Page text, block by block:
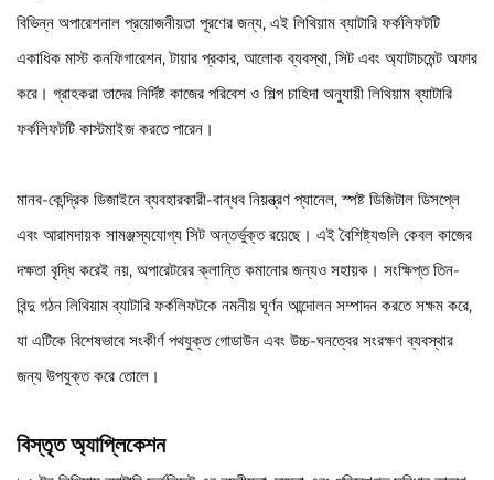
বিভিন্ন অপারেশনাল প্রয়োজনীয়তা পূরণের জন্য, এই লিথিয়াম ব্যাটারি ফর্কলিফটটি
একাধিক মাস্ট কনফিগারেশন, টায়ার প্রকার, আলোক ব্যবস্থা, সিট এবং অ্যাটাচমেন্ট অফার
করে। গ্রাহকরা তাদের নির্দিষ্ট কাজের পরিবেশ ও শিল্প চাহিদা অনুযায়ী লিথিয়াম ব্যাটারি
ফর্কলিফটটি কাস্টমাইজ করতে পারেন।
মানব-কেন্দ্রিক ডিজাইনে ব্যবহারকারী-বান্ধব নিয়ন্ত্রণ প্যানেল, স্পষ্ট ডিজিটাল ডিসপ্লে
এবং আরামদায়ক সামঞ্জস্যযোগ্য সিট অন্তর্ভুক্ত রয়েছে। এই বৈশিষ্ট্যগুলি কেবল কাজের
দক্ষতা বৃদ্ধি করেই নয়, অপারেটরের ক্লান্তি কমানোর জন্যও সহায়ক। সংক্ষিপ্ত তিন-
বিন্দু গঠন লিথিয়াম ব্যাটারি ফর্কলিফটকে নমনীয় ঘূর্ণন আন্দোলন সম্পাদন করতে সক্ষম করে,
যা এটিকে বিশেষভাবে সংকীর্ণ পথযুক্ত গোডাউন এবং উচ্চ-ঘনত্বের সংরক্ষণ ব্যবস্থার
জন্য উপযুক্ত করে তোলে।
বিস্তৃত অ্যাপ্লিকেশন